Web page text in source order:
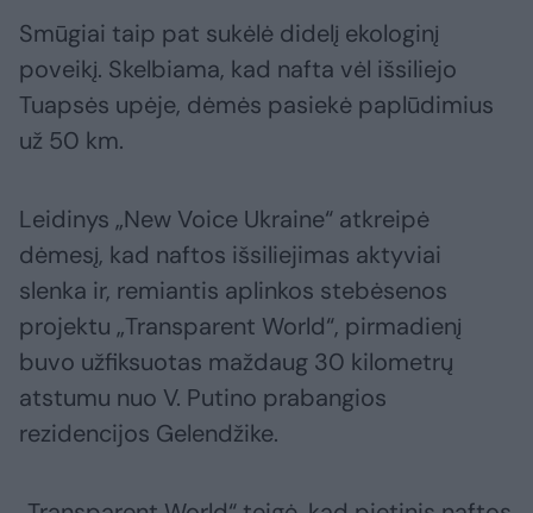
Smūgiai taip pat sukėlė didelį ekologinį
poveikį. Skelbiama, kad nafta vėl išsiliejo
Tuapsės upėje, dėmės pasiekė paplūdimius
už 50 km.
Leidinys „New Voice Ukraine“ atkreipė
dėmesį, kad naftos išsiliejimas aktyviai
slenka ir, remiantis aplinkos stebėsenos
projektu „Transparent World“, pirmadienį
buvo užfiksuotas maždaug 30 kilometrų
atstumu nuo V. Putino prabangios
rezidencijos Gelendžike.